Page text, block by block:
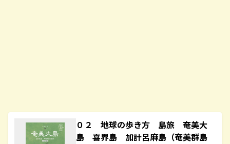
０２ 地球の歩き方 島旅 奄美大
島 喜界島 加計呂麻島（奄美群島